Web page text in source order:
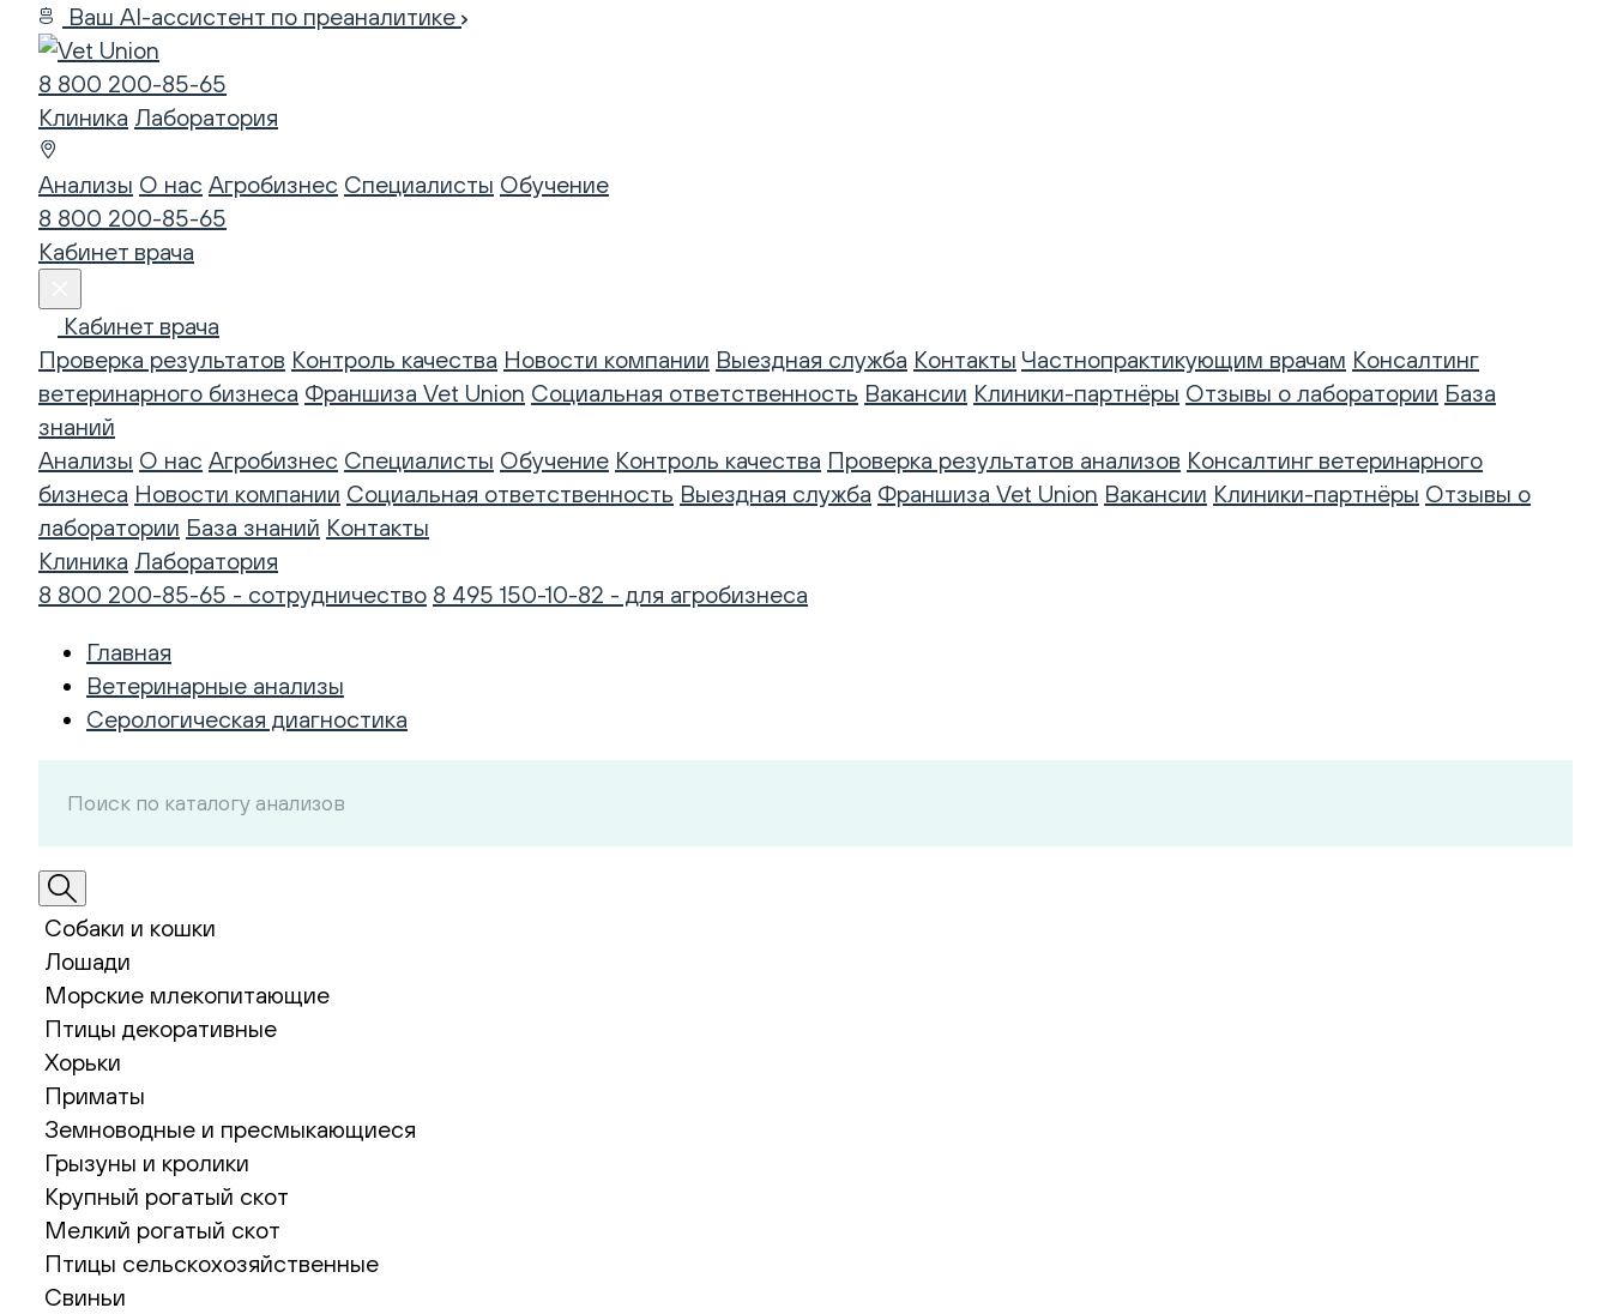
Ваш AI-ассистент по преаналитике
8 800 200-85-65
Клиника Лаборатория
Анализы О нас Агробизнес Специалисты Обучение
8 800 200-85-65
Кабинет врача
Кабинет врача
Проверка результатов Контроль качества Новости компании Выездная служба Контакты Частнопрактикующим врачам Консалтинг
ветеринарного бизнеса Франшиза Vet Union Социальная ответственность Вакансии Клиники-партнёры Отзывы о лаборатории База
знаний
Анализы О нас Агробизнес Специалисты Обучение Контроль качества Проверка результатов анализов Консалтинг ветеринарного
бизнеса Новости компании Социальная ответственность Выездная служба Франшиза Vet Union Вакансии Клиники-партнёры Отзывы о
лаборатории База знаний Контакты
Клиника Лаборатория
8 800 200-85-65 - сотрудничество 8 495 150-10-82 - для агробизнеса
Главная
Ветеринарные анализы
Серологическая диагностика
Собаки и кошки
Лошади
Морские млекопитающие
Птицы декоративные
Хорьки
Приматы
Земноводные и пресмыкающиеся
Грызуны и кролики
Крупный рогатый скот
Мелкий рогатый скот
Птицы сельскохозяйственные
Свиньи